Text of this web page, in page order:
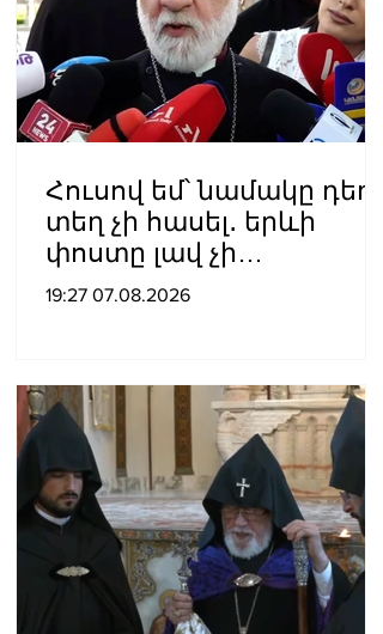
Հուսով եմ՝ նամակը դեռ
տեղ չի հասել․ երևի
փոստը լավ չի
աշխատում․ Նաթան
պատրիարքի լռության
մասին
19:27 07.08.2026